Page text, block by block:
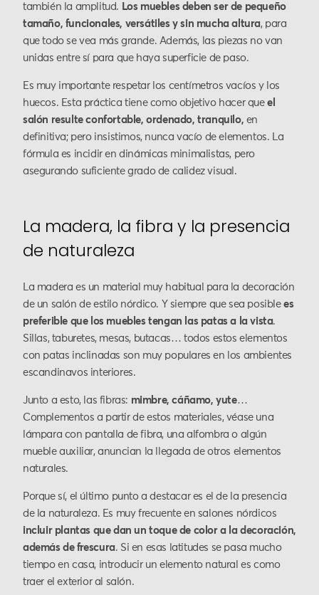
también la amplitud. Los muebles deben ser de pequeño
tamaño, funcionales, versátiles y sin mucha altura, para
que todo se vea más grande. Además, las piezas no van
unidas entre sí para que haya superficie de paso.
Es muy importante respetar los centímetros vacíos y los
huecos. Esta práctica tiene como objetivo hacer queel
salón resulte confortable, ordenado, tranquilo, en
definitiva; pero insistimos, nunca vacío de elementos. La
fórmula es incidir en dinámicas minimalistas, pero
asegurando suficiente grado de calidez visual.
La madera, la fibra y la presencia
de naturaleza
La madera es un material muy habitual para la decoración
de un salón de estilo nórdico. Y siempre que sea posiblees
preferible que los muebles tengan las patas a la vista.
Sillas, taburetes, mesas, butacas… todos estos elementos
con patas inclinadas son muy populares en los ambientes
escandinavos interiores.
Junto a esto, las fibras: mimbre, cáñamo, yute…
Complementos a partir de estos materiales, véase una
lámpara con pantalla de fibra, una alfombra o algún
mueble auxiliar, anuncian la llegada de otros elementos
naturales.
Porque sí, el último punto a destacar es el de la presencia
de la naturaleza. Es muy frecuente en salones nórdicos
incluir plantas que dan un toque de color a la decoración,
además de frescura. Si en esas latitudes se pasa mucho
tiempo en casa, introducir un elemento natural es como
traer el exterior al salón.